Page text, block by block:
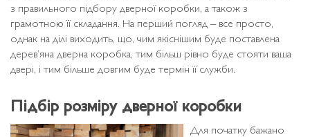
з правильного підбору дверної коробки, а також з
грамотною її складання. На перший погляд – все просто,
однак на ділі виходить, що, чим якіснішим буде поставлена ​​
дерев’яна дверна коробка, тим більш рівно буде стояти ваша
двері, і тим більше довгим буде термін її служби.
Підбір розміру дверної коробки
Для початку бажано